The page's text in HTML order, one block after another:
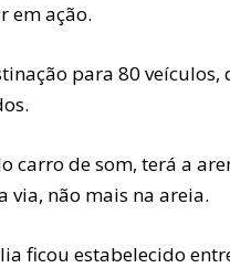
em ação.
para 80 veículos,
carro de som, terá a
via, não mais na areia.
ficou estabelecido